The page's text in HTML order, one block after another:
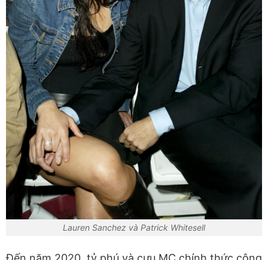
Lauren Sanchez và Patrick Whitesell